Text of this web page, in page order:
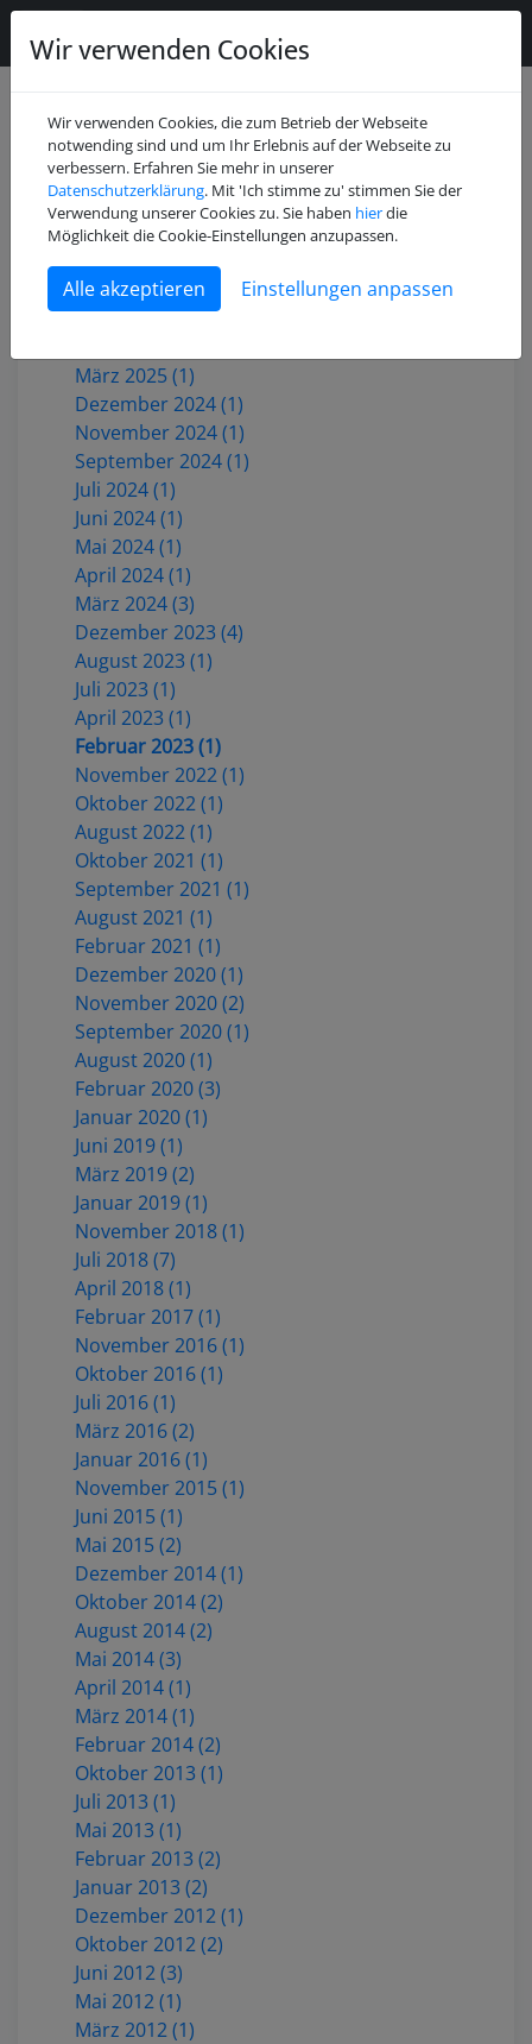
Juli 2026 (2)
Mai 2026 (1)
Dezember 2025 (3)
Oktober 2025 (1)
Juni 2025 (1)
März 2025 (1)
Dezember 2024 (1)
November 2024 (1)
September 2024 (1)
Juli 2024 (1)
Juni 2024 (1)
Mai 2024 (1)
April 2024 (1)
März 2024 (3)
Dezember 2023 (4)
August 2023 (1)
Juli 2023 (1)
April 2023 (1)
Februar 2023 (1)
November 2022 (1)
Oktober 2022 (1)
August 2022 (1)
Oktober 2021 (1)
September 2021 (1)
August 2021 (1)
Februar 2021 (1)
Dezember 2020 (1)
November 2020 (2)
September 2020 (1)
August 2020 (1)
Februar 2020 (3)
Januar 2020 (1)
Juni 2019 (1)
März 2019 (2)
Januar 2019 (1)
November 2018 (1)
Juli 2018 (7)
April 2018 (1)
Februar 2017 (1)
November 2016 (1)
Oktober 2016 (1)
Juli 2016 (1)
März 2016 (2)
Januar 2016 (1)
November 2015 (1)
Juni 2015 (1)
Mai 2015 (2)
Dezember 2014 (1)
Oktober 2014 (2)
August 2014 (2)
Mai 2014 (3)
April 2014 (1)
März 2014 (1)
Februar 2014 (2)
Oktober 2013 (1)
Juli 2013 (1)
Mai 2013 (1)
Februar 2013 (2)
Januar 2013 (2)
Dezember 2012 (1)
Oktober 2012 (2)
Juni 2012 (3)
Mai 2012 (1)
März 2012 (1)
Wir verwenden Cookies
Wir verwenden Cookies, die zum Betrieb der Webseite
notwending sind und um Ihr Erlebnis auf der Webseite zu
verbessern. Erfahren Sie mehr in unserer
Datenschutzerklärung. Mit 'Ich stimme zu' stimmen Sie der
Verwendung unserer Cookies zu. Sie haben hierdie
Möglichkeit die Cookie-Einstellungen anzupassen.
Einstellungen anpassen